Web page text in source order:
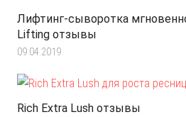
Лифтинг-сыворотка
Lifting отзывы
09.04.2019
Rich Extra Lush отзывы